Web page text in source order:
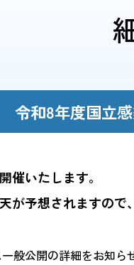
対応
令和8年度国立
催いたします。
が予想されますので
般公開の詳細をお知ら